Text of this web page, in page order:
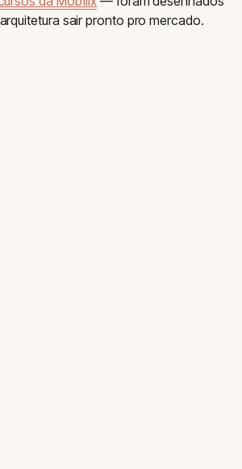
sair pronto pro mercado.